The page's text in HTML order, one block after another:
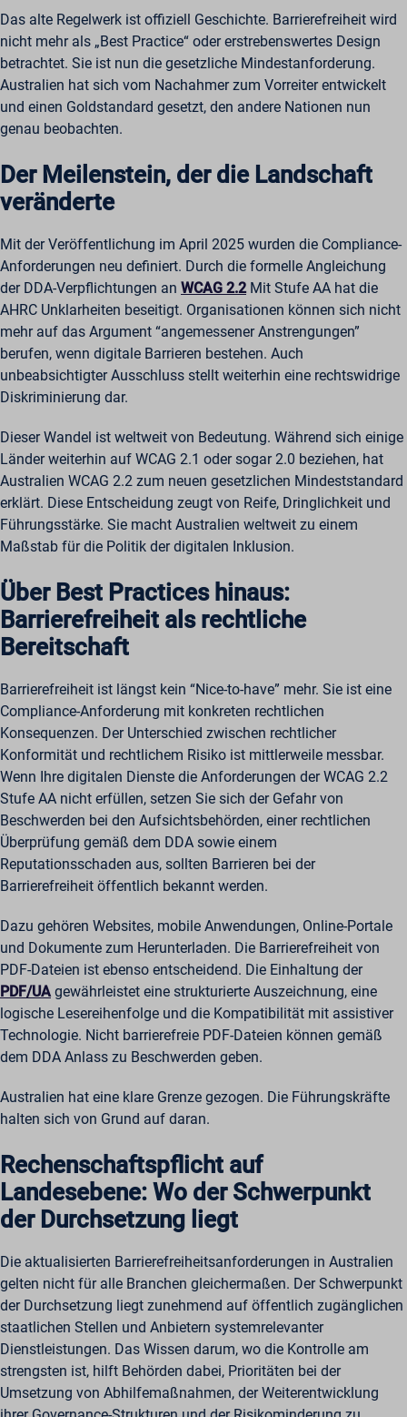
Das alte Regelwerk ist offiziell Geschichte. Barrierefreiheit wird
nicht mehr als „Best Practice“ oder erstrebenswertes Design
betrachtet. Sie ist nun die gesetzliche Mindestanforderung.
Australien hat sich vom Nachahmer zum Vorreiter entwickelt
und einen Goldstandard gesetzt, den andere Nationen nun
genau beobachten.
Der Meilenstein, der die Landschaft
veränderte
Mit der Veröffentlichung im April 2025 wurden die Compliance-
Anforderungen neu definiert. Durch die formelle Angleichung
der DDA-Verpflichtungen an WCAG 2.2Mit Stufe AA hat die
AHRC Unklarheiten beseitigt. Organisationen können sich nicht
mehr auf das Argument “angemessener Anstrengungen”
berufen, wenn digitale Barrieren bestehen. Auch
unbeabsichtigter Ausschluss stellt weiterhin eine rechtswidrige
Diskriminierung dar.
Dieser Wandel ist weltweit von Bedeutung. Während sich einige
Länder weiterhin auf WCAG 2.1 oder sogar 2.0 beziehen, hat
Australien WCAG 2.2 zum neuen gesetzlichen Mindeststandard
erklärt. Diese Entscheidung zeugt von Reife, Dringlichkeit und
Führungsstärke. Sie macht Australien weltweit zu einem
Maßstab für die Politik der digitalen Inklusion.
Über Best Practices hinaus:
Barrierefreiheit als rechtliche
Bereitschaft
Barrierefreiheit ist längst kein “Nice-to-have” mehr. Sie ist eine
Compliance-Anforderung mit konkreten rechtlichen
Konsequenzen. Der Unterschied zwischen rechtlicher
Konformität und rechtlichem Risiko ist mittlerweile messbar.
Wenn Ihre digitalen Dienste die Anforderungen der WCAG 2.2
Stufe AA nicht erfüllen, setzen Sie sich der Gefahr von
Beschwerden bei den Aufsichtsbehörden, einer rechtlichen
Überprüfung gemäß dem DDA sowie einem
Reputationsschaden aus, sollten Barrieren bei der
Barrierefreiheit öffentlich bekannt werden.
Dazu gehören Websites, mobile Anwendungen, Online-Portale
und Dokumente zum Herunterladen. Die Barrierefreiheit von
PDF-Dateien ist ebenso entscheidend. Die Einhaltung der
PDF/UAgewährleistet eine strukturierte Auszeichnung, eine
logische Lesereihenfolge und die Kompatibilität mit assistiver
Technologie. Nicht barrierefreie PDF-Dateien können gemäß
dem DDA Anlass zu Beschwerden geben.
Australien hat eine klare Grenze gezogen. Die Führungskräfte
halten sich von Grund auf daran.
Rechenschaftspflicht auf
Landesebene: Wo der Schwerpunkt
der Durchsetzung liegt
Die aktualisierten Barrierefreiheitsanforderungen in Australien
gelten nicht für alle Branchen gleichermaßen. Der Schwerpunkt
der Durchsetzung liegt zunehmend auf öffentlich zugänglichen
staatlichen Stellen und Anbietern systemrelevanter
Dienstleistungen. Das Wissen darum, wo die Kontrolle am
strengsten ist, hilft Behörden dabei, Prioritäten bei der
Umsetzung von Abhilfemaßnahmen, der Weiterentwicklung